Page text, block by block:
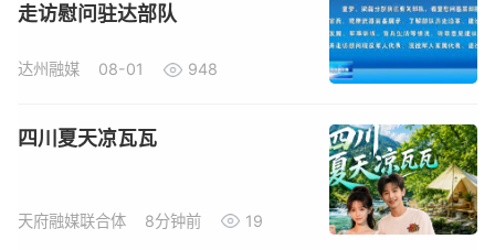
走访慰问驻达部队
达州融媒 08-01 948
四川夏天凉瓦瓦
天府融媒联合体 8分钟前 19